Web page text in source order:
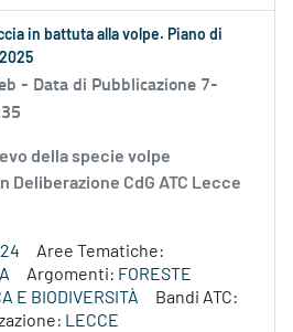
in battuta alla volpe. Piano di
- Data di Pubblicazione 7-
della specie volpe
Deliberazione CdG ATC Lecce
Aree Tematiche:
Argomenti: FORESTE
E BIODIVERSITÀ
Bandi ATC:
LECCE